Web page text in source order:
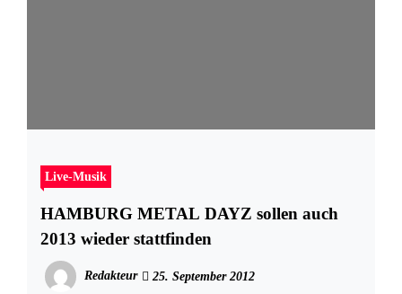
Live-Musik
HAMBURG METAL DAYZ sollen auch
2013 wieder stattfinden
Redakteur 25. September 2012